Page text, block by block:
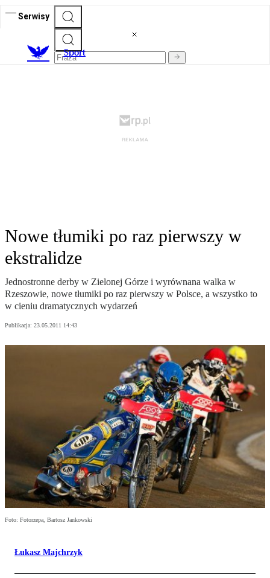
Serwisy
Sport
Nowe tłumiki po raz pierwszy w
ekstralidze
Jednostronne derby w Zielonej Górze i wyrównana walka w
Rzeszowie, nowe tłumiki po raz pierwszy w Polsce, a wszystko to
w cieniu dramatycznych wydarzeń
Publikacja: 23.05.2011 14:43
Foto: Fotorzepa, Bartosz Jankowski
Łukasz Majchrzyk